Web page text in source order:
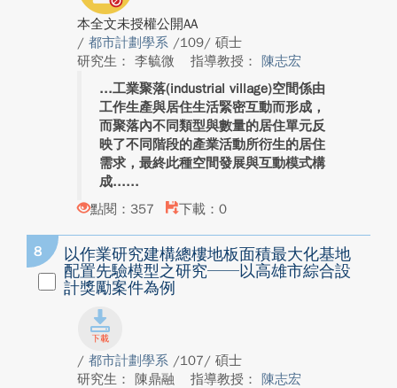
本全文未授權公開AA
/ 都市計劃學系 /109/ 碩士
研究生： 李毓微
指導教授： 陳志宏
工業聚落(industrial village)空間係由
工作生產與居住生活緊密互動而形成，
而聚落內不同類型與數量的居住單元反
映了不同階段的產業活動所衍生的居住
需求，最終此種空間發展與互動模式構
成...
點閱：357
下載：0
8
以作業研究建構總樓地板面積最大化基地
配置先驗模型之研究──以高雄市綜合設
計獎勵案件為例
/ 都市計劃學系 /107/ 碩士
研究生： 陳鼎融
指導教授： 陳志宏